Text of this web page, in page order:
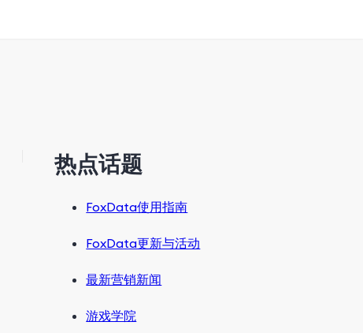
热点话题
FoxData使用指南
FoxData更新与活动
最新营销新闻
游戏学院